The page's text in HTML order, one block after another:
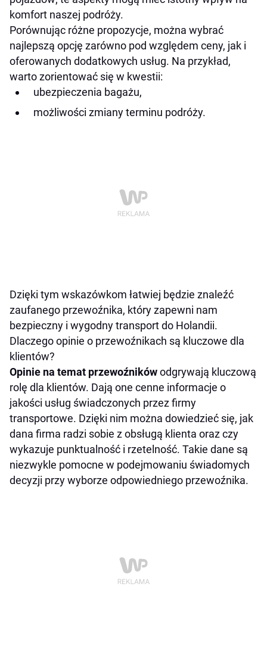
komfort naszej podróży.
Porównując różne propozycje, można wybrać
najlepszą opcję zarówno pod względem ceny, jak i
oferowanych dodatkowych usług. Na przykład,
warto zorientować się w kwestii:
ubezpieczenia bagażu,
możliwości zmiany terminu podróży.
Dzięki tym wskazówkom łatwiej będzie znaleźć
zaufanego przewoźnika, który zapewni nam
bezpieczny i wygodny transport do Holandii.
Dlaczego opinie o przewoźnikach są kluczowe dla
klientów?
Opinie na temat przewoźnikówodgrywają kluczową
rolę dla klientów. Dają one cenne informacje o
jakości usług świadczonych przez firmy
transportowe. Dzięki nim można dowiedzieć się, jak
dana firma radzi sobie z obsługą klienta oraz czy
wykazuje punktualność i rzetelność. Takie dane są
niezwykle pomocne w podejmowaniu świadomych
decyzji przy wyborze odpowiedniego przewoźnika.